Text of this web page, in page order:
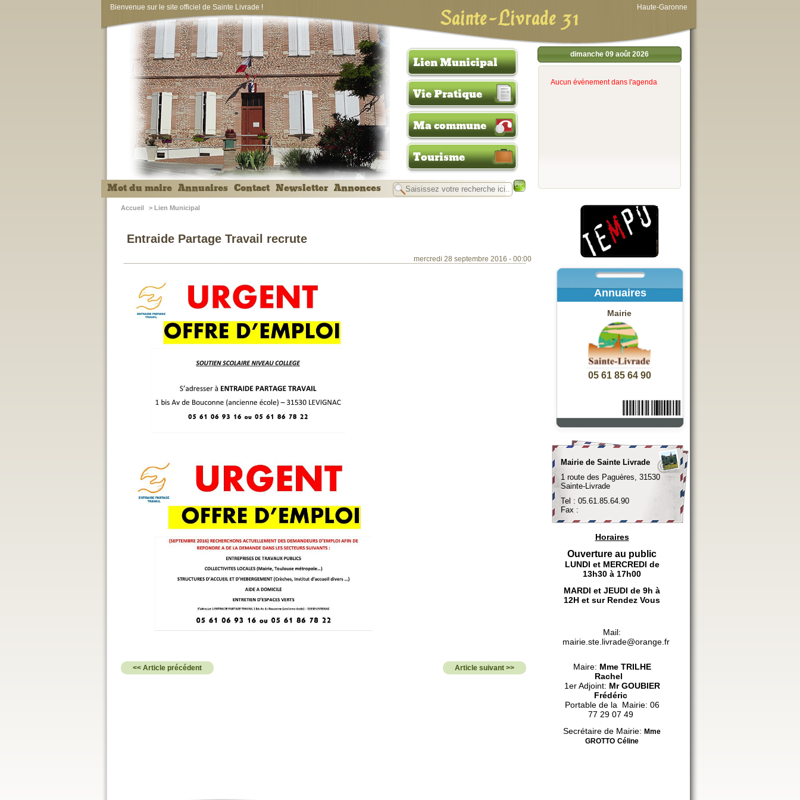
Bienvenue sur le site officiel de Sainte Livrade ! Sainte-Livrade 31 Haute-Garonne
Mot du maire Annuaires Contact Newsletter Annonces
Lien Municipal
Vie Pratique
Ma commune
Tourisme
dimanche 09 août 2026
Aucun évènement dans l'agenda
Accueil > Lien Municipal
Entraide Partage Travail recrute
mercredi 28 septembre 2016 - 00:00
<< Article précédent Article suivant >>
Annuaires
Mairie
05 61 85 64 90
Mairie de Sainte Livrade
1 route des Paguères, 31530
Sainte-Livrade
Tel : 05.61.85.64.90
Fax :
Horaires
Ouverture au public
LUNDI et MERCREDI de
13h30 à 17h00
MARDI et JEUDI de 9h à
12H et sur Rendez Vous
Mail:
mairie.ste.livrade@orange.fr
Maire: Mme TRILHE
Rachel
1er Adjoint: Mr GOUBIER
Frédéric
Portable de la Mairie: 06
77 29 07 49
Secrétaire de Mairie: Mme
GROTTO Céline